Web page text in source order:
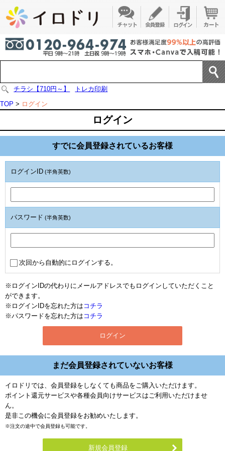
チラシ【710円～】
トレカ印刷
TOP > ログイン
ログイン
すでに会員登録されているお客様
ログインID (半角英数)
パスワード (半角英数)
次回から自動的にログインする。
※ログインIDの代わりにメールアドレスでもログインしていただくこと
ができます。
※ログインIDを忘れた方は コチラ
※パスワードを忘れた方は コチラ
まだ会員登録されていないお客様
イロドリでは、会員登録をしなくても商品をご購入いただけます。
ポイント還元サービスや各種会員向けサービスはご利用いただけませ
ん。
是非この機会に会員登録をお勧めいたします。
※注文の途中で会員登録も可能です。
新規会員登録